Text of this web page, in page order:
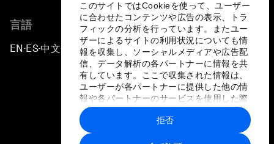
このサイトではCookieを使って、ユーザー
に合わせたコンテンツや広告の表示、トラ
フィックの分析を行っています。またユー
ザーによるサイトの利用状況についても情
報を収集し、ソーシャルメディアや広告配
信、データ解析の各パートナーに情報を共
有しています。ここで収集された情報は、
ユーザーが各パートナーに提供した他の情
報や各パートナーのサービスを使用した際
に収集された情報と組み合わされ、各パー
トナーによって使用されることがありま
す。
拒否
言語
EN ▪ ES▪中文▪ 日本語
プライバシーポリシーと利用規約